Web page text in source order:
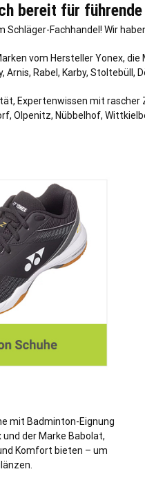
bereit für
Schläger-Fachhandel! Wir
vom Hersteller Yonex, die
Arnis, Rabel, Karby, Stoltebüll,
Expertenwissen mit
Olpenitz, Nübbelhof,
mit Badminton-Eignung
der Marke Babolat,
Komfort bieten – um